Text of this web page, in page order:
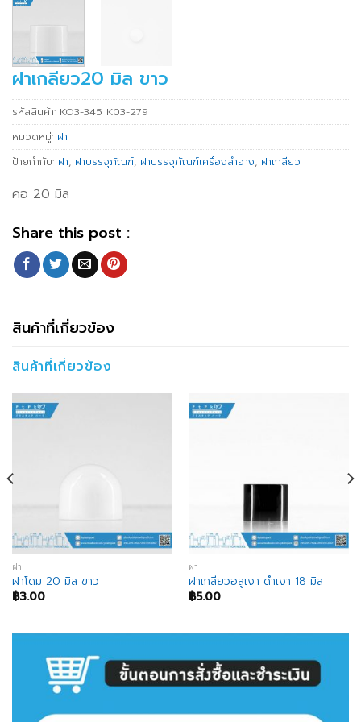
ฝาเกลียว20 มิล ขาว
รหัสสินค้า: KO3-345 K03-279
หมวดหมู่: ฝา
ป้ายกำกับ: ฝา, ฝาบรรจุภัณฑ์, ฝาบรรจุภัณฑ์เครื่องสำอาง, ฝาเกลียว
คอ 20 มิล
Share this post :
สินค้าที่เกี่ยวข้อง
สินค้าที่เกี่ยวข้อง
ฝา
ฝาโดม 20 มิล ขาว
฿3.00
ฝา
ฝาเกลียวอลูเงา ดำเงา 18 มิล
฿5.00